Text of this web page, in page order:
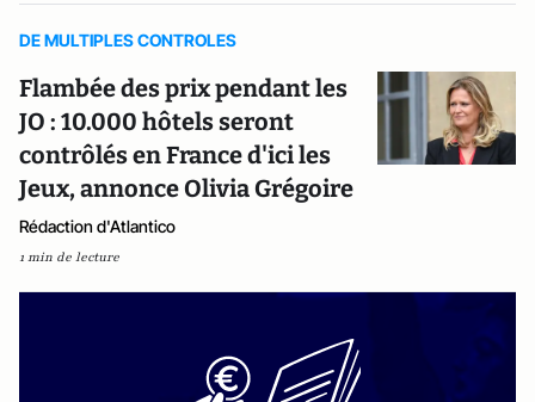
DE MULTIPLES CONTROLES
Flambée des prix pendant les
JO : 10.000 hôtels seront
contrôlés en France d'ici les
Jeux, annonce Olivia Grégoire
Rédaction d'Atlantico
1 min de lecture